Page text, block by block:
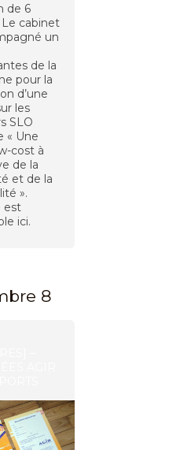
de 6
cabinet
un
de la
pour la
d’une
les
SLO
« Une
cost à
de la
et de la
».
est
ici.
8